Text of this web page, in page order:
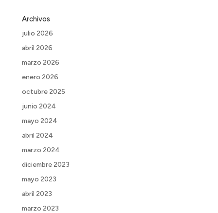
Archivos
julio 2026
abril 2026
marzo 2026
enero 2026
octubre 2025
junio 2024
mayo 2024
abril 2024
marzo 2024
diciembre 2023
mayo 2023
abril 2023
marzo 2023